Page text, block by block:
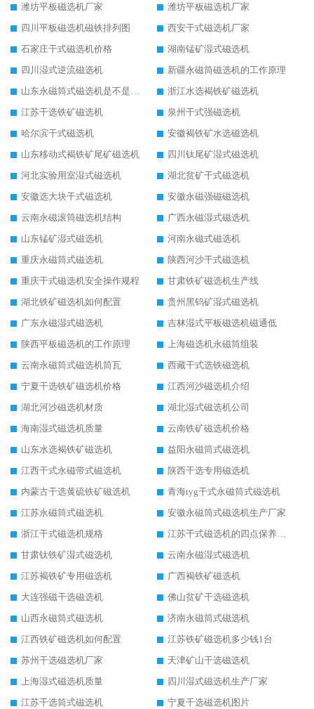
潍坊平板磁选机厂家
潍坊平板磁选机厂家
四川平板磁选机磁铁排列图
西安干式磁选机厂家
石家庄干式磁选机价格
湖南锰矿湿式磁选机
四川湿式逆流磁选机
新疆永磁筒磁选机的工作原理
山东永磁筒式磁选机是不是强磁
浙江水选褐铁矿磁选机
江苏干选铁矿磁选机
泉州干式强磁选机
哈尔滨干式磁选机
安徽褐铁矿水选磁选机
山东移动式褐铁矿尾矿磁选机
四川钛尾矿湿式磁选机
河北实验用室湿式磁选机
湖北贫矿干式磁选机
安徽选大块干式磁选机
安徽永磁强磁磁选机
云南永磁滚筒磁选机结构
广西永磁湿式磁选机
山东锰矿湿式磁选机
河南永磁式磁选机
重庆永磁筒式磁选机
陕西河沙干式磁选机
重庆干式磁选机安全操作规程
甘肃铁矿磁选机生产线
湖北铁矿磁选机如何配置
贵州黑钨矿湿式磁选机
广东永磁湿式磁选机
吉林湿式平板磁选机磁通低
陕西平板磁选机的工作原理
上海磁选机永磁筒组装
云南永磁筒式磁选机筒瓦
西藏干式选铁磁选机
宁夏干选铁矿磁选机价格
江西河沙磁选机介绍
湖北河沙磁选机材质
湖北湿式磁选机公司
海南湿式磁选机质量
云南铁矿磁选机价格
山东水选褐铁矿磁选机
益阳永磁筒式磁选机
江西干式永磁带式磁选机
陕西干选专用磁选机
内蒙古干选黄硫铁矿磁选机
青海tyg干式永磁筒式磁选机
江苏永磁筒式磁选机
安徽永磁筒式磁选机生产厂家
浙江干式磁选机规格
江苏干式磁选机的四点保养秘籍
甘肃钛铁矿湿式磁选机
云南永磁湿式磁选机
江苏褐铁矿专用磁选机
广西褐铁矿磁选机
大连强磁干选磁选机
佛山贫矿干选磁选机
山西永磁筒式磁选机
济南永磁筒式磁选机
江西铁矿磁选机如何配置
江苏铁矿磁选机多少钱1台
苏州干选磁选机厂家
天津矿山干选磁选机
上海湿式磁选机质量
四川湿式磁选机生产厂家
江苏干选筒式磁选机
宁夏干选磁选机图片